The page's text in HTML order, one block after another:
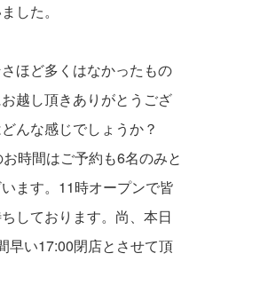
した。
ほど多くはなかったもの
越し頂きありがとうござ
んな感じでしょうか？
時間はご予約も6名のみと
ます。11時オープンで皆
しております。尚、本日
早い17:00閉店とさせて頂